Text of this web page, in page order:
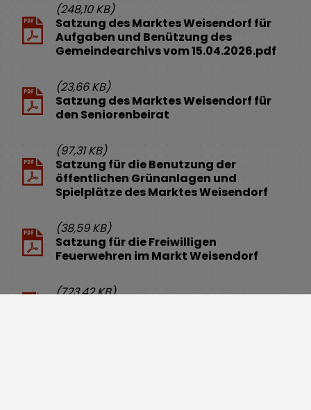
(248,10 KB)
Satzung des Marktes Weisendorf für
Aufgaben und Benützung des
Gemeindearchivs vom 15.04.2026.pdf
(23,66 KB)
Satzung des Marktes Weisendorf für
den Seniorenbeirat
(97,31 KB)
Satzung für die Benutzung der
öffentlichen Grünanlagen und
Spielplätze des Marktes Weisendorf
(38,59 KB)
Satzung für die Freiwilligen
Feuerwehren im Markt Weisendorf
(723,42 KB)